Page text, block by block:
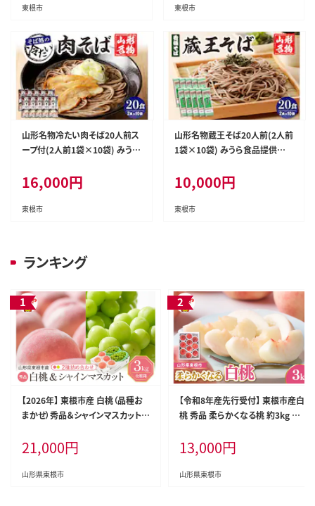
東根市 東根市
山形名物冷たい肉そば20人前ス
ープ付(2人前1袋×10袋) みうら
16,000円
東根市
山形名物蔵王そば20人前(2人前
1袋×10袋) みうら食品提供 h
10,000円
東根市
ランキング
【2026年】 東根市産 白桃（品種お
まかせ）秀品＆シャインマスカット詰
根市 hi027-238
21,000円
山形県東根市
【令和8年産先行受付】 東根市産白
桃 秀品 柔らかくなる桃 約3kg ベ
04-005
13,000円
山形県東根市